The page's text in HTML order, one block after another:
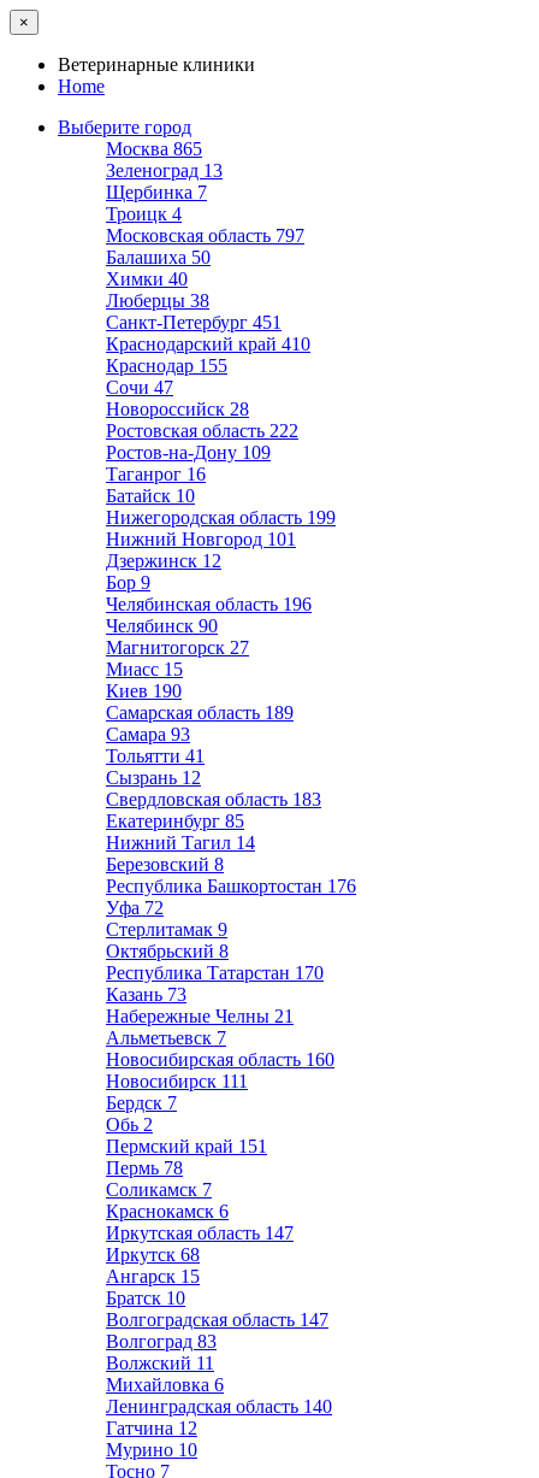
×
Ветеринарные клиники
Home
Выберите город
Москва 865
Зеленоград 13
Щербинка 7
Троицк 4
Московская область 797
Балашиха 50
Химки 40
Люберцы 38
Санкт-Петербург 451
Краснодарский край 410
Краснодар 155
Сочи 47
Новороссийск 28
Ростовская область 222
Ростов-на-Дону 109
Таганрог 16
Батайск 10
Нижегородская область 199
Нижний Новгород 101
Дзержинск 12
Бор 9
Челябинская область 196
Челябинск 90
Магнитогорск 27
Миасс 15
Киев 190
Самарская область 189
Самара 93
Тольятти 41
Сызрань 12
Свердловская область 183
Екатеринбург 85
Нижний Тагил 14
Березовский 8
Республика Башкортостан 176
Уфа 72
Стерлитамак 9
Октябрьский 8
Республика Татарстан 170
Казань 73
Набережные Челны 21
Альметьевск 7
Новосибирская область 160
Новосибирск 111
Бердск 7
Обь 2
Пермский край 151
Пермь 78
Соликамск 7
Краснокамск 6
Иркутская область 147
Иркутск 68
Ангарск 15
Братск 10
Волгоградская область 147
Волгоград 83
Волжский 11
Михайловка 6
Ленинградская область 140
Гатчина 12
Мурино 10
Тосно 7